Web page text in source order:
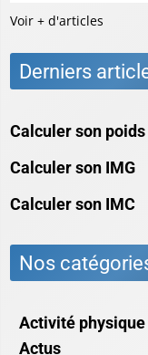
Voir + d'articles
Derniers
Calculer son
Calculer son IMG
Calculer son IMC
Nos
Activité
Actus